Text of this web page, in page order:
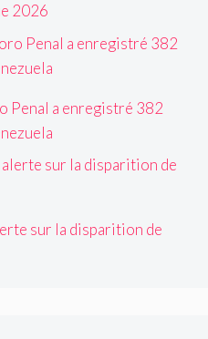
2026
Penal a enregistré 382
sur la disparition de